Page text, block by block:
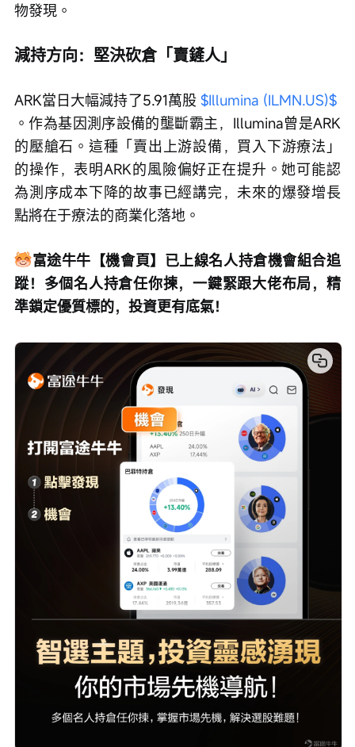
物發現。
減持方向：堅決砍倉「賣鏟人」
ARK當日大幅減持了5.91萬股 $Illumina (ILMN.US)$
。作為基因測序設備的壟斷霸主，Illumina曾是ARK
的壓艙石。這種「賣出上游設備，買入下游療法」
的操作，表明ARK的風險偏好正在提升。她可能認
為測序成本下降的故事已經講完，未來的爆發增長
點將在于療法的商業化落地。
富途牛牛【機會頁】已上線名人持倉機會組合追
蹤！多個名人持倉任你揀，一鍵緊跟大佬布局，精
準鎖定優質標的，投資更有底氣！